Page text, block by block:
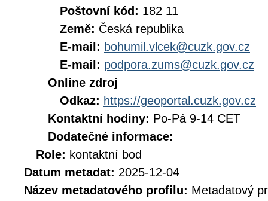
Poštovní kód: 182 11
Země: Česká republika
E-mail: bohumil.vlcek@cuzk.gov.cz
E-mail: podpora.zums@cuzk.gov.cz
Online zdroj
Odkaz: https://geoportal.cuzk.gov.cz
Kontaktní hodiny: Po-Pá 9-14 CET
Dodatečné informace:
Role: kontaktní bod
Datum metadat: 2025-12-04
Název metadatového profilu: Metadatový